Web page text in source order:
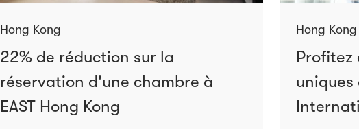
Hong Kong
22% de réduction sur la
réservation d'une chambre à
EAST Hong Kong
Hong Kong
Profitez